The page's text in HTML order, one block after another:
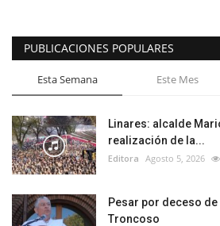
PUBLICACIONES POPULARES
Esta Semana Este Mes
Linares: alcalde
realización de la...
Editora Agosto 5, 2026
Pesar por deceso
Troncoso